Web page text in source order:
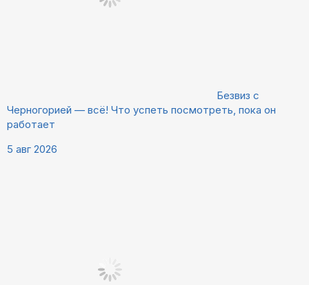
Безвиз с
Черногорией — всё! Что успеть посмотреть, пока он
работает
5 авг 2026